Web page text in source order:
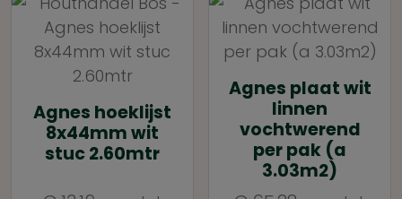
Agnes hoeklijst
8x44mm wit
stuc 2.60mtr
Agnes plaat wit
linnen
vochtwerend
per pak (a
3.03m2)